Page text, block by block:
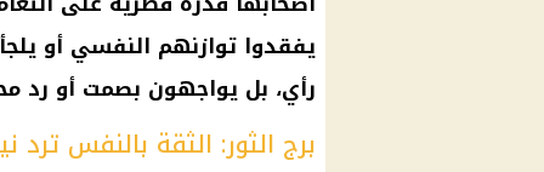
يفقدوا توازنهم النفسي أو
رأي، بل يواجهون بصمت أو رد
برج الثور: الثقة بالنفس ترد